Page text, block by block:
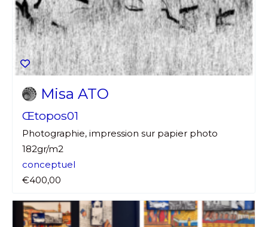
Misa ATO
Œtopos01
Photographie, impression sur papier photo
182gr/m2
conceptuel
€400,00